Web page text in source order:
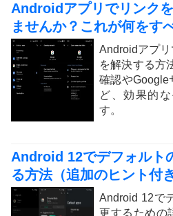
Androidアプリでリンク
ませんか？これが何をす
Androidアプ
を解決する方
確認やGoogle
ど、効果的
す。
Android 12でデフォルト
る方法（追加のヒント付き
Android 12で
更するための